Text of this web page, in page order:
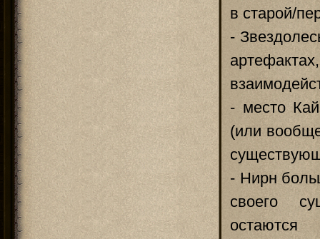
в старой/
-
- место
(или
- Нирн
своего